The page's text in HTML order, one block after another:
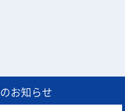
お知らせ